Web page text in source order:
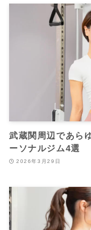
武蔵関周辺であら
ーソナルジム4選
2026年3月29日